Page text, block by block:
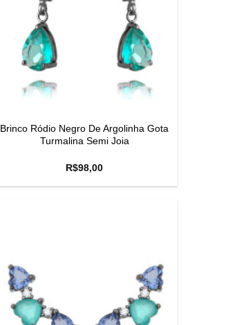
Brinco Ródio Negro De Argolinha Gota
Turmalina Semi Joia
R$98,00